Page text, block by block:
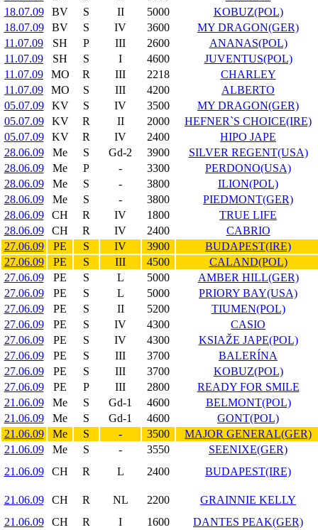
18.07.09
BV S II 5000
KOBUZ(POL)
18.07.09
BV S IV 3600
MY DRAGON(GER)
11.07.09
SH P III 2600
ANANAS(POL)
11.07.09
SH S I 4600
JUVENTUS(POL)
11.07.09
MO R III 2218
CHARLEY
11.07.09
MO S III 4200
ALBERTO
05.07.09
KV S IV 3500
MY DRAGON(GER)
05.07.09
KV R II 2000
HEFNER`S CHOICE(IRE)
05.07.09
KV R IV 2400
HIPO JAPE
28.06.09
Me S Gd-2 3900
SILVER REGENT(USA)
28.06.09
Me P - 3300
PERDONO(USA)
28.06.09
Me S - 3800
ILION(POL)
28.06.09
Me S - 3800
PIEDMONT(GER)
28.06.09
CH R IV 1800
TRUE LIFE
28.06.09
CH R IV 2400
CABRIO
27.06.09
PE S IV 3900
BUDAPEST(IRE)
27.06.09
PE S III 4500
CALAND(POL)
27.06.09
PE S L 5000
AMBER HILL(GER)
27.06.09
PE S L 5000
PRIORY BAY(USA)
27.06.09
PE S II 5200
TIUMEN(POL)
27.06.09
PE S IV 4300
CASIO
27.06.09
PE S IV 4300
KSIAŽE JAPE(POL)
27.06.09
PE S III 3700
BALERÍNA
27.06.09
PE S III 3700
KOBUZ(POL)
27.06.09
PE P III 2800
READY FOR SMILE
21.06.09
Me S Gd-1 4600
BELMONT(POL)
21.06.09
Me S Gd-1 4600
GONT(POL)
21.06.09
Me S - 3500
MAJOR GENERAL(GER)
21.06.09
Me S - 3550
SEENIXE(GER)
21.06.09
CH R L 2400 BUDAPEST(IRE)
21.06.09 CH R NL 2200
GRAINNIE KELLY
21.06.09
CH R I 1600
DANTES PEAK(GER)